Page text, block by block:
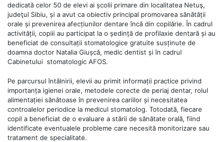
dedicată celor 50 de elevi ai școlii primare din localitatea Netuş,
judeţul Sibiu, și a avut ca obiectiv principal promovarea sănătății
orale și prevenirea afecțiunilor dentare încă din copilărie. În cadrul
activității, copiii au participat la o ședință de profilaxie dentară și au
beneficiat de consultații stomatologice gratuite susținute de
doamna doctor Natalia Giușcă, medic dentist și în cadrul
Cabinetului stomatologic AFOS.
Pe parcursul întâlnirii, elevii au primit informații practice privind
importanța igienei orale, metodele corecte de periaj dentar, rolul
alimentației sănătoase în prevenirea cariilor și necesitatea
controalelor periodice la medicul stomatolog. Totodată, fiecare
copil a beneficiat de o evaluare a stării de sănătate orală, fiind
identificate eventualele probleme care necesită monitorizare sau
tratament de specialitate.